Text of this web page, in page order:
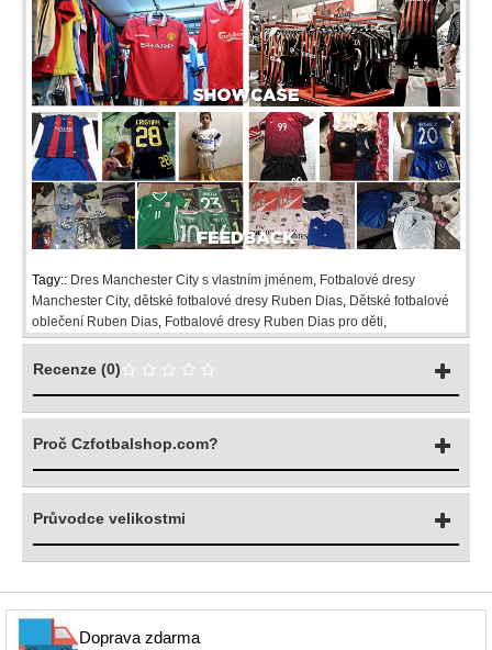
Tagy:: Dres Manchester City s vlastním jménem Fotbalové dresy
Manchester City, dětské fotbalové dresy Ruben Dias Dětské fotbalové
oblečení Ruben Dias Fotbalové dresy Ruben Dias pro děti
Recenze (0)
Proč Czfotbalshop.com?
Průvodce velikostmi
Doprava zdarma